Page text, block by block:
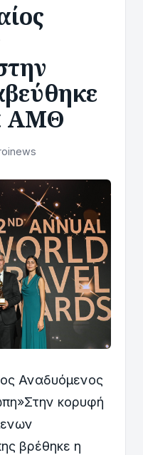
ΑΜΘ
Αναδυόμενος
κορυφή
βρέθηκε η